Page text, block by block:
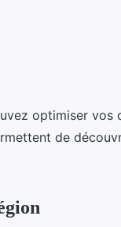
optimiser vos
de